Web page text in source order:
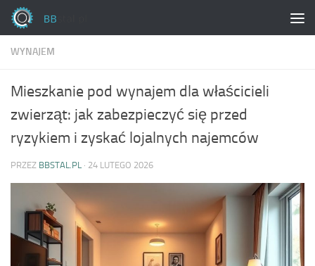
Skip to content
WYNAJEM
Mieszkanie pod wynajem dla właścicieli
zwierząt: jak zabezpieczyć się przed
ryzykiem i zyskać lojalnych najemców
PRZEZ BBSTAL.PL · 24 LUTEGO 2026